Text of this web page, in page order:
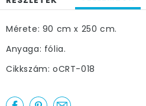
Mérete: 90 cm x 250 cm.
Anyaga: fólia.
Cikkszám: oCRT-018